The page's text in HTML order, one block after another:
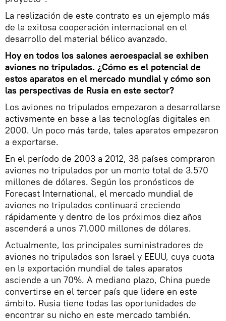
La realización de este contrato es un ejemplo más
de la exitosa cooperación internacional en el
desarrollo del material bélico avanzado.
Hoy en todos los salones aeroespacial se exhiben
aviones no tripulados. ¿Cómo es el potencial de
estos aparatos en el mercado mundial y cómo son
las perspectivas de Rusia en este sector?
Los aviones no tripulados empezaron a desarrollarse
activamente en base a las tecnologías digitales en
2000. Un poco más tarde, tales aparatos empezaron
a exportarse.
En el período de 2003 a 2012, 38 países compraron
aviones no tripulados por un monto total de 3.570
millones de dólares. Según los pronósticos de
Forecast International, el mercado mundial de
aviones no tripulados continuará creciendo
rápidamente y dentro de los próximos diez años
ascenderá a unos 71.000 millones de dólares.
Actualmente, los principales suministradores de
aviones no tripulados son Israel y EEUU, cuya cuota
en la exportación mundial de tales aparatos
asciende a un 70%. A mediano plazo, China puede
convertirse en el tercer país que lidere en este
ámbito. Rusia tiene todas las oportunidades de
encontrar su nicho en este mercado también.